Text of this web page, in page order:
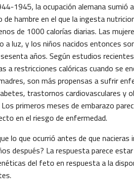
1945, la ocupación alemana sumió
de hambre en el que la ingesta
de 1000 calorías diarias. Las
a luz, y los niños nacidos entonces
años. Según estudios
a restricciones calóricas cuando se
son más propensas a sufrir
trastornos cardiovasculares y
primeros meses de embarazo
en el riesgo de enfermedad.
lo que ocurrió antes de que nacieras
después? La respuesta parece
del feto en respuesta a la